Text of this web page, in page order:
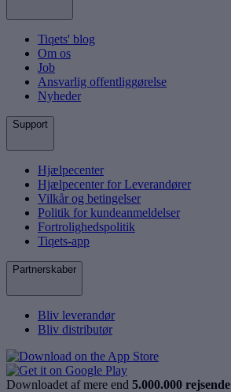
Tiqets' blog
Om os
Job
Ansvarlig offentliggørelse
Nyheder
Support
Hjælpecenter
Hjælpecenter for Leverandører
Vilkår og betingelser
Politik for kundeanmeldelser
Fortrolighedspolitik
Tiqets-app
Partnerskaber
Bliv leverandør
Bliv distributør
Downloadet af mere end 5.000.000 rejsende